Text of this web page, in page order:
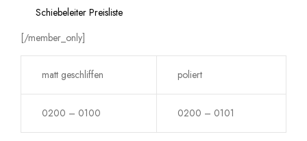
Schiebeleiter Preisliste
[/member_only]
matt geschliffen poliert
0200 – 0100 0200 – 0101